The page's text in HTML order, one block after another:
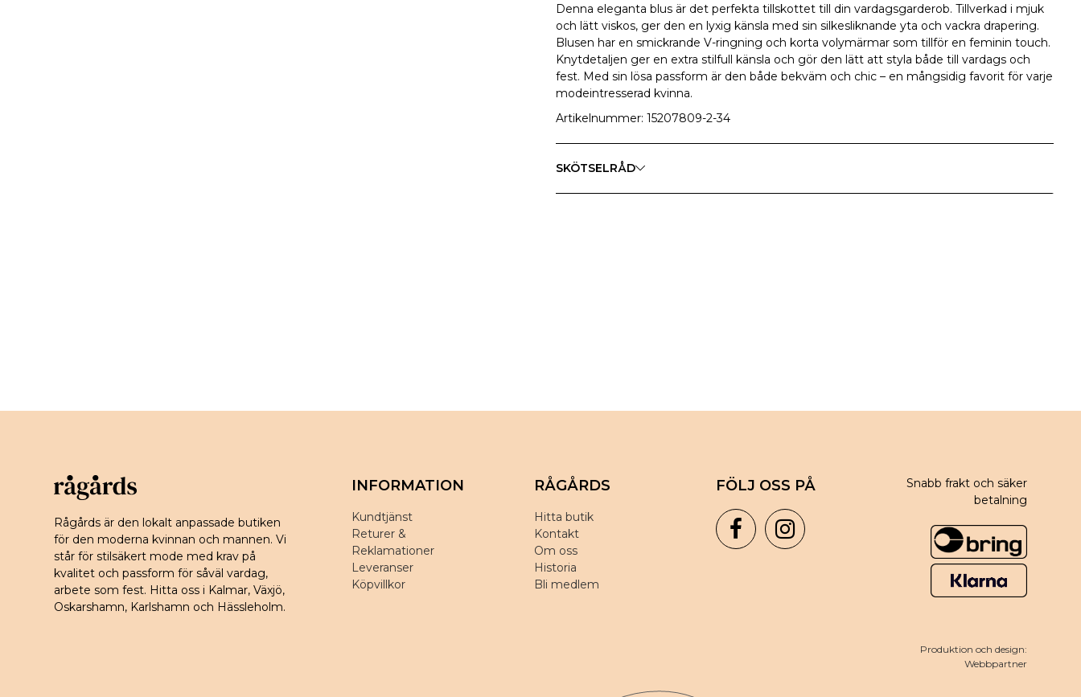
Denna eleganta blus är det perfekta tillskottet till din vardagsgarderob. Tillverkad i mjuk
och lätt viskos, ger den en lyxig känsla med sin silkesliknande yta och vackra drapering.
Blusen har en smickrande V-ringning och korta volymärmar som tillför en feminin touch.
Knytdetaljen ger en extra stilfull känsla och gör den lätt att styla både till vardags och
fest. Med sin lösa passform är den både bekväm och chic – en mångsidig favorit för varje
modeintresserad kvinna.
Artikelnummer: 15207809-2-34
SKÖTSELRÅD
Rågårds är den lokalt anpassade butiken
för den moderna kvinnan och mannen. Vi
står för stilsäkert mode med krav på
kvalitet och passform för såväl vardag,
arbete som fest. Hitta oss i Kalmar, Växjö,
Oskarshamn, Karlshamn och Hässleholm.
INFORMATION
Kundtjänst
Returer &
Reklamationer
Leveranser
Köpvillkor
RÅGÅRDS
Hitta butik
Kontakt
Om oss
Historia
Bli medlem
FÖLJ OSS PÅ
Snabb frakt och säker
betalning
Produktion och design:
Webbpartner